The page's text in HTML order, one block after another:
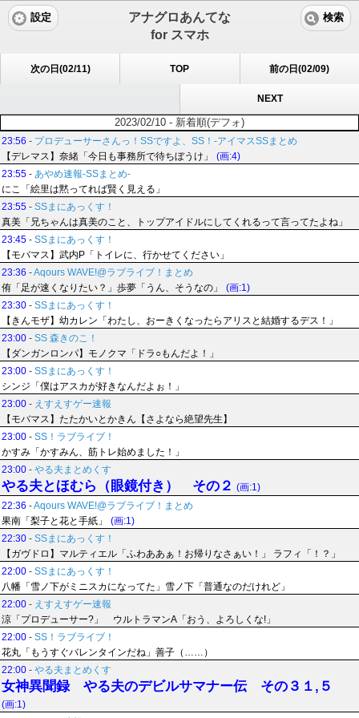
アナグロあんてな
for スマホ
設定 検索
次の日(02/11) TOP 前の日(02/09)
NEXT
2023/02/10 - 新着順(デフォ)
23:56 - プロデューサーさんっ！SSですよ、SS！-アイマスSSまとめ
【デレマス】奈緒「今日も事務所で待ちぼうけ」
(画:4)
23:55 - あやめ速報-SSまとめ-
にこ「絵里は黙ってれば賢く見える」
23:55 - SSまにあっくす！
真美「兄ちゃんは真美のこと、トップアイドルにしてくれるって言ってたよね」
23:45 - SSまにあっくす！
【モバマス】武内P「トイレに、行かせてください」
23:36 -Aqours WAVE!@ラブライブ！まとめ
侑「足が速くなりたい？」歩夢「うん、そうなの」
(画:1)
23:30 - SSまにあっくす！
【きんモザ】幼カレン「わたし、おーきくなったらアリスと結婚するデス！」
23:00 - SS 森きのこ！
【ダンガンロンパ】モノクマ「ドラ○もんだよ！」
23:00 - SSまにあっくす！
シンジ「僕はアスカが好きなんだよぉ！」
23:00 - えすえすゲー速報
【モバマス】たたかいとかきん【さよなら絶望先生】
23:00 - SS！ラブライブ！
かすみ「かすみん、筋トレ始めました！」
23:00 - やる夫まとめくす
やる夫とほむら（眼鏡付き） その２ (画:1)
22:36 -Aqours WAVE!@ラブライブ！まとめ
果南「梨子と花と手紙」
(画:1)
22:30 - SSまにあっくす！
【ガヴドロ】マルティエル「ふわああぁ！お帰りなさぁい！」 ラフィ「！？」
22:00 - SSまにあっくす！
八幡「雪ノ下がミニスカになってた」雪ノ下「普通なのだけれど」
22:00 - えすえすゲー速報
涼「プロデューサー?」 ウルトラマンA「おう、よろしくな!」
22:00 - SS！ラブライブ！
花丸「もうすぐバレンタインだね」善子（……）
22:00 - やる夫まとめくす
女神異聞録 やる夫のデビルサマナー伝 その３１,５
(画:1)